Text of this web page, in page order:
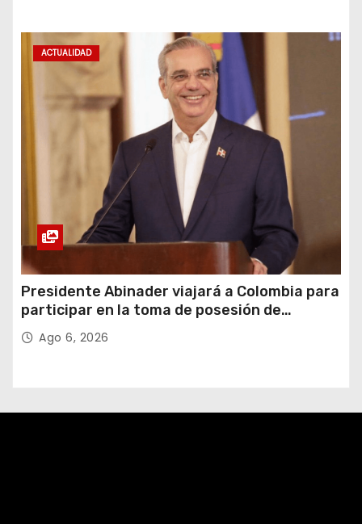
ACTUALIDAD
Presidente Abinader viajará a Colombia para
participar en la toma de posesión de
Abelardo de la Espriella
Ago 6, 2026